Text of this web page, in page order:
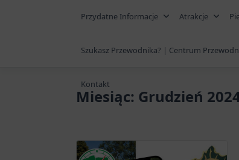
Przydatne Informacje Atrakcje
Szukasz Przewodnika? | Centrum
Kontakt
Miesiąc: Grudzień